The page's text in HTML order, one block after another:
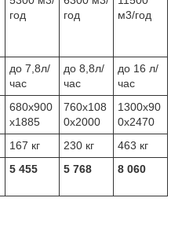
год
год
м3/год
до 7,8л/
час
до 8,8л/
час
до 16 л/
час
680x900
x1885
760x108
0x2000
1300x90
0x2470
167 кг 230 кг
463 кг
5 455 5 768 8 060